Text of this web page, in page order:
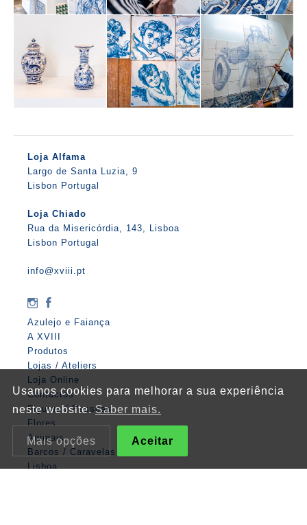
Loja Alfama
Largo de Santa Luzia, 9
Lisbon Portugal
Loja Chiado
Rua da Misericórdia, 143, Lisboa
Lisbon Portugal
info@xviii.pt
Azulejo e Faiança
A XVIII
Produtos
Lojas / Ateliers
Loja Online
Contactos
Figuras / Pessoas
Flores
Animais
Barcos / Caravelas
Lisboa
Usamos cookies para melhorar a sua experiência
neste website.Saber mais.
Mais opções Aceitar